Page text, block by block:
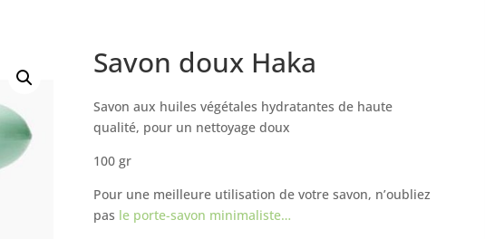
Savon doux Haka
Savon aux huiles végétales hydratantes de haute
qualité, pour un nettoyage doux
100 gr
Pour une meilleure utilisation de votre savon, n’oubliez
pas le porte-savon minimaliste…